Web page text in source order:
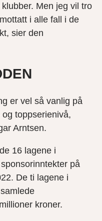
Men jeg vil tro
i alle fall i de
sier den
er vel så vanlig på
toppserienivå,
Arntsen.
16 lagene i
på
De ti lagene i
kroner.